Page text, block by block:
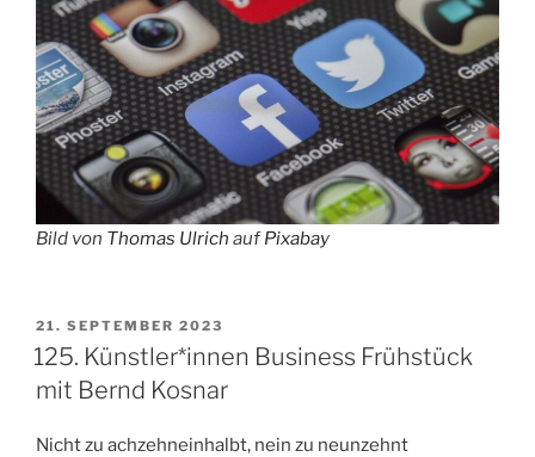
Bild von Thomas Ulrich aufPixabay
VERÖFFENTLICHT
AM
21. SEPTEMBER 2023
125. Künstler*innen Business Frühstück
mit Bernd Kosnar
Nicht zu achzehneinhalbt, nein zu neunzehnt